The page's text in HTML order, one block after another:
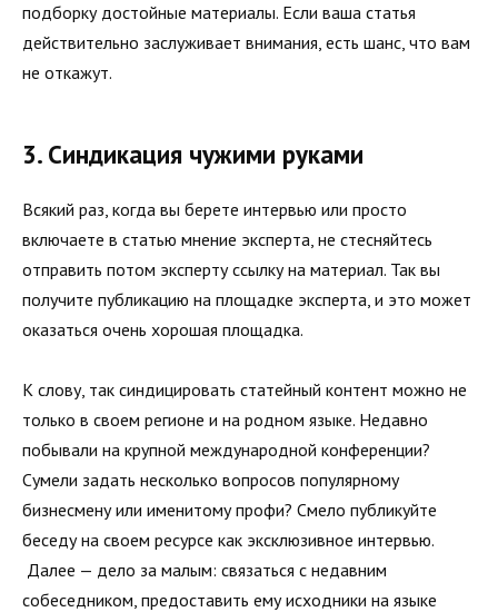
подборку достойные материалы. Если ваша статья
действительно заслуживает внимания, есть шанс, что вам
не откажут.
3. Синдикация чужими руками
Всякий раз, когда вы берете интервью или просто
включаете в статью мнение эксперта, не стесняйтесь
отправить потом эксперту ссылку на материал. Так вы
получите публикацию на площадке эксперта, и это может
оказаться очень хорошая площадка.
К слову, так синдицировать статейный контент можно не
только в своем регионе и на родном языке. Недавно
побывали на крупной международной конференции?
Сумели задать несколько вопросов популярному
бизнесмену или именитому профи? Смело публикуйте
беседу на своем ресурсе как эксклюзивное интервью.
Далее — дело за малым: связаться с недавним
собеседником, предоставить ему исходники на языке